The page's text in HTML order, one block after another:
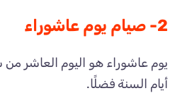
2- صيام يوم عاشوراء
يوم عاشوراء هو اليوم العاشر
أيام السنة فضلًا.